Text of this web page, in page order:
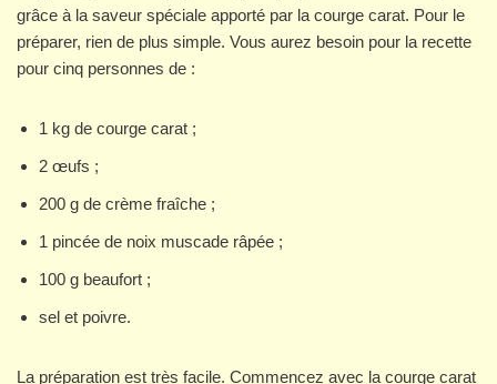
grâce à la saveur spéciale apporté par la courge carat. Pour le
préparer, rien de plus simple. Vous aurez besoin pour la recette
pour cinq personnes de :
1 kg de courge carat ;
2 œufs ;
200 g de crème fraîche ;
1 pincée de noix muscade râpée ;
100 g beaufort ;
sel et poivre.
La préparation est très facile. Commencez avec la courge carat